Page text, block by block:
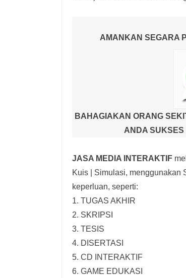
AMANKAN SEGARA
BAHAGIAKAN ORANG
ANDA SUKSES
JASA MEDIA INTERAKTIF
Kuis | Simulasi, menggunakan
keperluan, seperti:
1. TUGAS AKHIR
2. SKRIPSI
3. TESIS
4. DISERTASI
5. CD INTERAKTIF
6. GAME EDUKASI